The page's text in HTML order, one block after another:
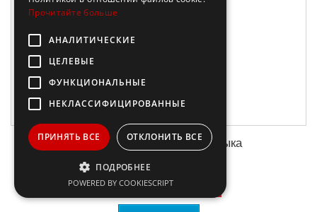
Все трудности русского языка
3,98 € 7,95 €
Прочитайте больше
АНАЛИТИЧЕСКИЕ
ЦЕЛЕВЫЕ
ФУНКЦИОНАЛЬНЫЕ
НЕКЛАССИФИЦИРОВАННЫЕ
ПРИНЯТЬ ВСЕ ОТКЛОНИТЬ ВСЕ
ПОДРОБНЕЕ
POWERED BY COOKIESCRIPT